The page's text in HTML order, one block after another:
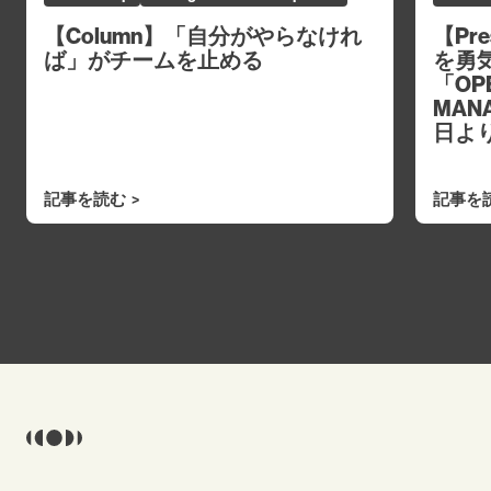
【Column】「自分がやらなけれ
ば」がチームを止める
記事を読む
【
を勇
「
日よ
記事を